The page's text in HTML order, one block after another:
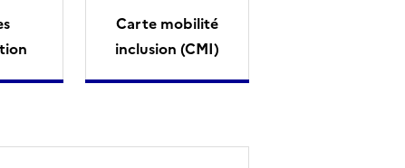
Carte mobilité
inclusion (CMI)